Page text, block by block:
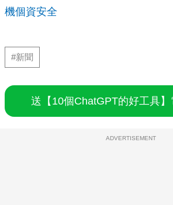
機個資安全
#新聞
送【10個ChatGPT的好工具】
ADVERTISEMENT